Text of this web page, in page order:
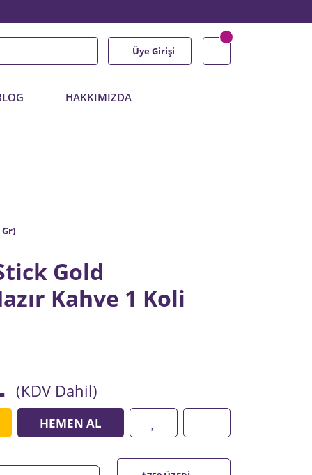
Üye Girişi
HAKKIMIZDA
Gold
Kahve 1 Koli
(KDV Dahil)
HEMEN AL